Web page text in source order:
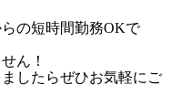
らの短時間勤務OKで
ん！
したらぜひお気軽にご